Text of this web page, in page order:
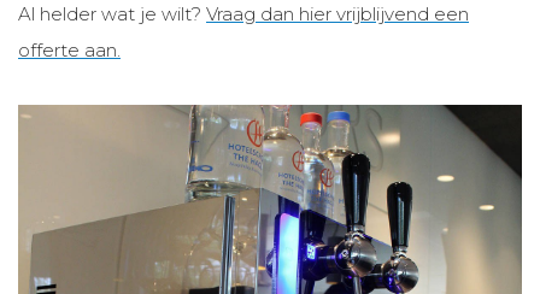
Al helder wat je wilt? Vraag dan hier vrijblijvend een
offerte aan.